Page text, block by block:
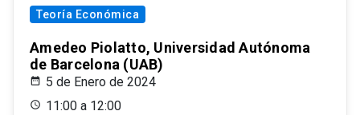
Teoría Económica
Amedeo Piolatto, Universidad Autónoma
de Barcelona (UAB)
5 de Enero de 2024
11:00 a 12:00